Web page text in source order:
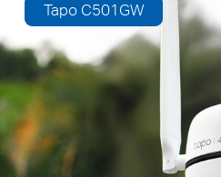
Tapo C501GW